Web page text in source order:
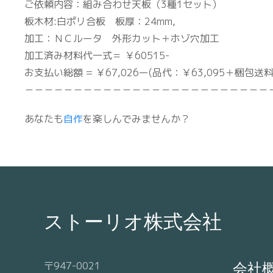
ご依頼内容：組み合わせ天板（3種1セット）
板木材:白ポリ合板 板厚：24mm,
加工：ＮＣルータ 外形カット＋ホゾ穴加工
加工済み材料代一式＝ ￥60515-
お支払い総額 = ￥67,026ー(品代：￥63,095＋梱包送
－－－－－－－－－－－－－－－－－－－－－－－－－
あなたも自作を楽しんでみませんか？
ストーリオ株式会社
〒947-0021 会社